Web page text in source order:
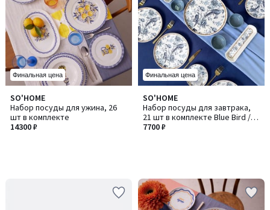
Финальная цена
SO'HOME
Набор посуды для ужина, 26
шт в комплекте
14300 ₽
Финальная цена
SO'HOME
Набор посуды для завтрака,
21 шт в комплекте Blue Bird /
Блю Бёрд 21
7700 ₽